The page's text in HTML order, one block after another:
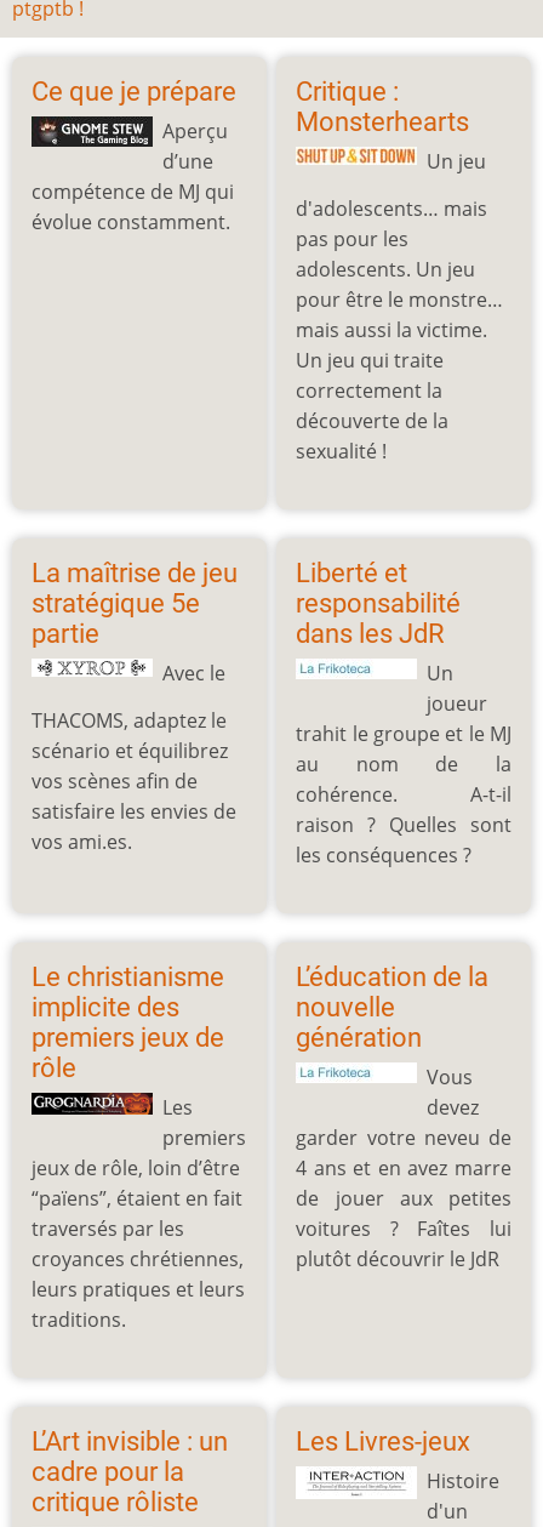
ptgptb !
Ce que je prépare
Aperçu
d’une
compétence de MJ qui
évolue constamment.
Critique :
Monsterhearts
Un jeu
d'adolescents… mais
pas pour les
adolescents. Un jeu
pour être le monstre…
mais aussi la victime.
Un jeu qui traite
correctement la
découverte de la
sexualité !
La maîtrise de jeu
stratégique 5e
partie
Avec le
THACOMS, adaptez le
scénario et équilibrez
vos scènes afin de
satisfaire les envies de
vos ami.es.
Liberté et
responsabilité
dans les JdR
Un
joueur
trahit le groupe et le MJ
au nom de la
cohérence. A-t-il
raison ? Quelles sont
les conséquences ?
Le christianisme
implicite des
premiers jeux de
rôle
Les
premiers
jeux de rôle, loin d’être
“païens”, étaient en fait
traversés par les
croyances chrétiennes,
leurs pratiques et leurs
traditions.
L’éducation de la
nouvelle
génération
Vous
devez
garder votre neveu de
4 ans et en avez marre
de jouer aux petites
voitures ? Faîtes lui
plutôt découvrir le JdR
L’Art invisible : un
cadre pour la
critique rôliste
Les Livres-jeux
Histoire
d'un